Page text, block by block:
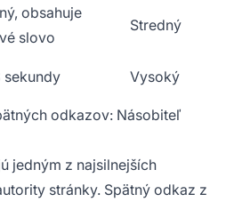
obsahuje
slovo
Stredný
sekundy Vysoký
odkazov: Násobiteľ
jedným z najsilnejších
stránky. Spätný odkaz z